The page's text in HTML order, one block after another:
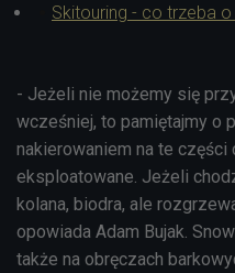
Skitouring - co trzeba
- Jeżeli nie możemy się
wcześniej, to pamiętajmy o
nakierowaniem na te części
eksploatowane. Jeżeli
kolana, biodra, ale
opowiada Adam Bujak.
także na obręczach